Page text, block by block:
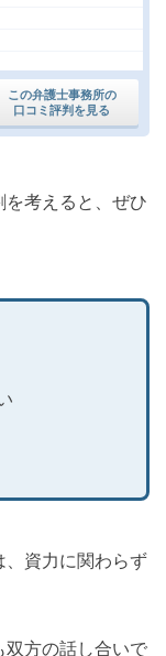
この弁護士事務所の
口コミ評判を見る
考えると、ぜひ
、資力に関わらず
双方の話し合いで